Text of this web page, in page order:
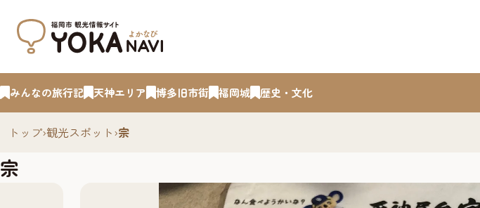
みんなの旅行記 天神エリア 博多旧市街 福岡城 歴史・文化
トップ›観光スポット›宗
宗